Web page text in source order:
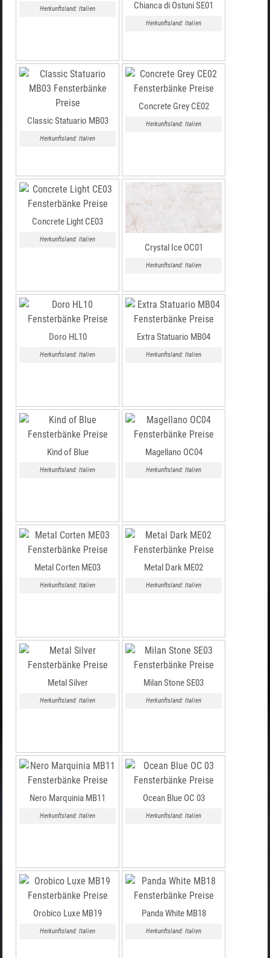
Herkunftsland: Italien Chianca di Ostuni SE01
Herkunftsland: Italien
Classic Statuario MB03
Herkunftsland: Italien
Concrete Grey CE02
Herkunftsland: Italien
Concrete Light CE03
Herkunftsland: Italien
Crystal Ice OC01
Herkunftsland: Italien
Doro HL10
Herkunftsland: Italien
Extra Statuario MB04
Herkunftsland: Italien
Kind of Blue
Herkunftsland: Italien
Magellano OC04
Herkunftsland: Italien
Metal Corten ME03
Herkunftsland: Italien
Metal Dark ME02
Herkunftsland: Italien
Metal Silver
Herkunftsland: Italien
Milan Stone SE03
Herkunftsland: Italien
Nero Marquinia MB11
Herkunftsland: Italien
Ocean Blue OC 03
Herkunftsland: Italien
Orobico Luxe MB19
Herkunftsland: Italien
Panda White MB18
Herkunftsland: Italien